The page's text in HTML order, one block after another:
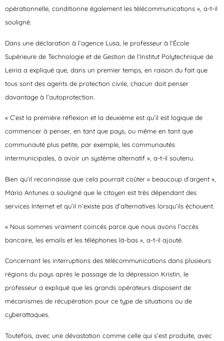
opérationnelle, conditionne également les télécommunications », a-t-il
souligné.
Dans une déclaration à l’agence Lusa, le professeur à l’École
Supérieure de Technologie et de Gestion de l’Institut Polytechnique de
Leiria a expliqué que, dans un premier temps, en raison du fait que
tous sont des agents de protection civile, chacun doit penser
davantage à l’autoprotection.
« C’est la première réflexion et la deuxième est qu’il est logique de
commencer à penser, en tant que pays, ou même en tant que
communauté plus petite, par exemple, les communautés
intermunicipales, à avoir un système alternatif », a-t-il soutenu.
Bien qu’il reconnaisse que cela pourrait coûter « beaucoup d’argent »,
Mário Antunes a souligné que le citoyen est très dépendant des
services Internet et qu’il n’existe pas d’alternatives lorsqu’ils échouent.
« Nous sommes vraiment coincés parce que nous avons l’accès
bancaire, les emails et les téléphones là-bas » , a-t-il ajouté.
Concernant les interruptions des télécommunications dans plusieurs
régions du pays après le passage de la dépression Kristin, le
professeur a expliqué que les grands opérateurs disposent de
mécanismes de récupération pour ce type de situations ou de
cyberattaques.
Toutefois, avec une dévastation comme celle qui s’est produite, avec